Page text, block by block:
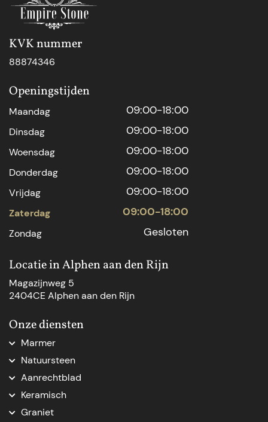
KVK nummer
88874346
Openingstijden
Maandag 09:00-18:00
Dinsdag 09:00-18:00
Woensdag 09:00-18:00
Donderdag 09:00-18:00
Vrijdag 09:00-18:00
Zaterdag 09:00-18:00
Zondag Gesloten
Locatie in Alphen aan den Rijn
Magazijnweg 5
2404CE Alphen aan den Rijn
Onze diensten
Marmer
Marmer aanrechtblad
Marmer natuursteen
Marmer op maat
Marmeren blad op maat
Natuursteen
Natuursteen Den Haag
Natuursteenblad op maat
Natuursteen dorpel
Aanrechtblad
Aanrechtblad op maat
Nieuw keukenblad
Keramisch
Keramische keukenbladen
Graniet